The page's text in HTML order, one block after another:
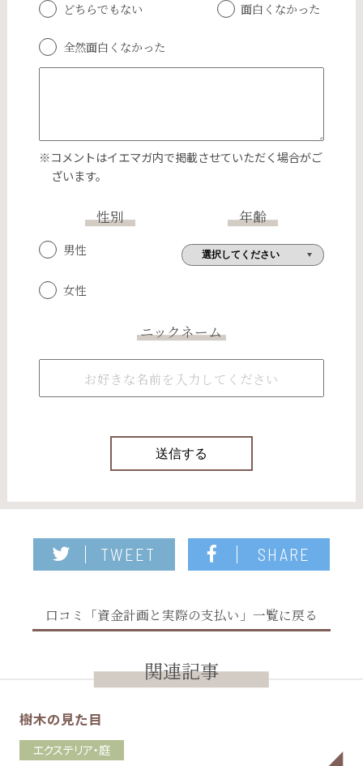
どちらでもない 面白くなかった
全然面白くなかった
※コメントはイエマガ内で掲載させていただく場合がご
ざいます。
性別
男性
女性
年齢
ニックネーム
TWEET SHARE
口コミ「資金計画と実際の支払い」一覧に戻る
関連記事
樹木の見た目
エクステリア・庭